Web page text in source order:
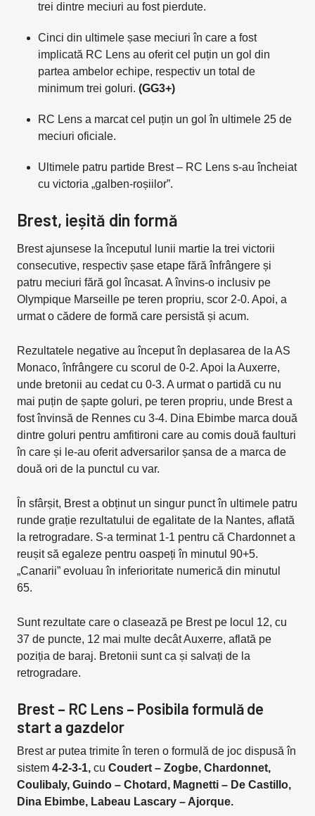
trei dintre meciuri au fost pierdute.
Cinci din ultimele șase meciuri în care a fost
implicată RC Lens au oferit cel puțin un gol din
partea ambelor echipe, respectiv un total de
minimum trei goluri. (GG3+)
RC Lens a marcat cel puțin un gol în ultimele 25 de
meciuri oficiale.
Ultimele patru partide Brest – RC Lens s-au încheiat
cu victoria „galben-roșiilor”.
Brest, ieșită din formă
Brest ajunsese la începutul lunii martie la trei victorii
consecutive, respectiv șase etape fără înfrângere și
patru meciuri fără gol încasat. A învins-o inclusiv pe
Olympique Marseille pe teren propriu, scor 2-0. Apoi, a
urmat o cădere de formă care persistă și acum.
Rezultatele negative au început în deplasarea de la AS
Monaco, înfrângere cu scorul de 0-2. Apoi la Auxerre,
unde bretonii au cedat cu 0-3. A urmat o partidă cu nu
mai puțin de șapte goluri, pe teren propriu, unde Brest a
fost învinsă de Rennes cu 3-4. Dina Ebimbe marca două
dintre goluri pentru amfitironi care au comis două faulturi
în care și le-au oferit adversarilor șansa de a marca de
două ori de la punctul cu var.
În sfârșit, Brest a obținut un singur punct în ultimele patru
runde grație rezultatului de egalitate de la Nantes, aflată
la retrogradare. S-a terminat 1-1 pentru că Chardonnet a
reușit să egaleze pentru oaspeți în minutul 90+5.
„Canarii” evoluau în inferioritate numerică din minutul
65.
Sunt rezultate care o clasează pe Brest pe locul 12, cu
37 de puncte, 12 mai multe decât Auxerre, aflată pe
poziția de baraj. Bretonii sunt ca și salvați de la
retrogradare.
Brest – RC Lens – Posibila formulă de
start a gazdelor
Brest ar putea trimite în teren o formulă de joc dispusă în
sistem 4-2-3-1, cu Coudert – Zogbe, Chardonnet,
Coulibaly, Guindo – Chotard, Magnetti – De Castillo,
Dina Ebimbe, Labeau Lascary – Ajorque.